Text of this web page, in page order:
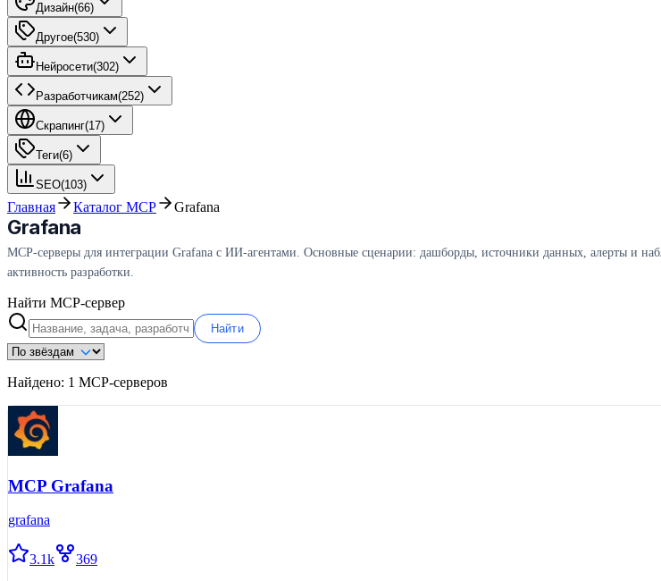
Дизайн(66)
Другое(530)
Нейросети(302)
Разработчикам(252)
Скрапинг(17)
Теги(6)
SEO(103)
Главная Каталог MCP Grafana
Grafana
MCP-серверы для интеграции Grafana с ИИ-агентами. Основные сценарии: дашборды, источники данных, алерты и
активность разработки.
Найти MCP-сервер
Найти
Найдено: 1 MCP-серверов
MCP Grafana
grafana
3.1k
369